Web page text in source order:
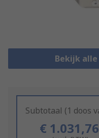
Bekijk
Subtotaal (1 doos
€ 1.031,76